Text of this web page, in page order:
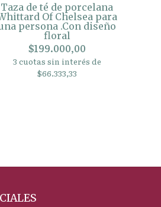
Taza de té de porcelana
Of Chelsea para
persona .Con diseño
floral
$199.000,00
3 cuotas sin interés de
$66.333,33